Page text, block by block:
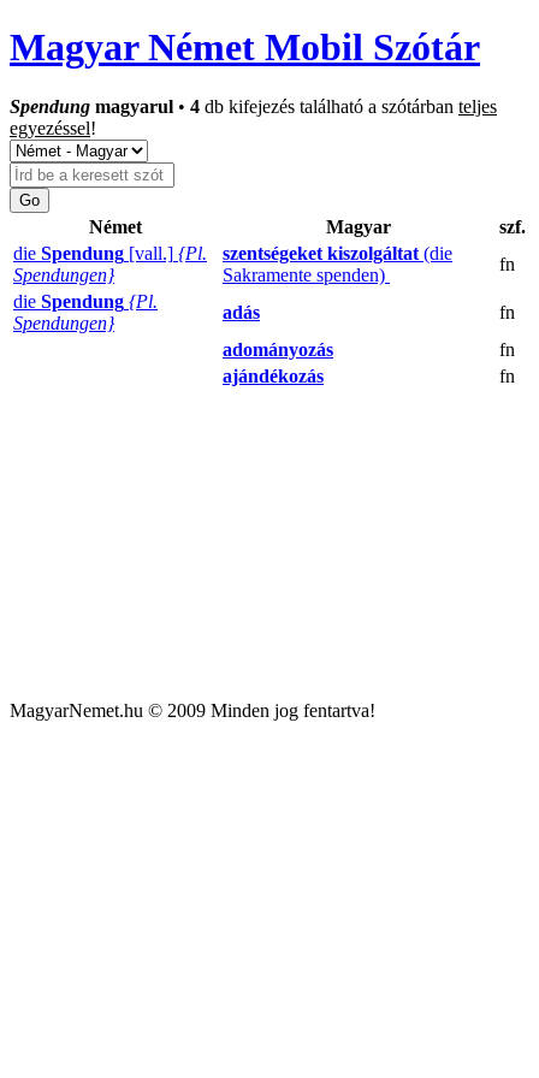
Magyar Német Mobil Szótár
Spendung magyarul • 4 db kifejezés található a szótárban teljes
egyezéssel!
Német Magyar
szf.
die Spendung [vall.] {Pl.
Spendungen}
szentségeket kiszolgáltat (die
Sakramente spenden)
fn
die Spendung {Pl.
Spendungen}
adás
fn
adományozás
fn
ajándékozás
fn
MagyarNemet.hu © 2009 Minden jog fentartva!